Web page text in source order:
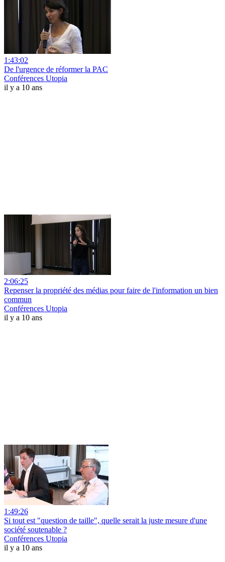
1:43:02
De l'urgence de réformer la PAC
Conférences Utopia
il y a 10 ans
2:06:25
Repenser la propriété des médias pour faire de l'information un bien
commun
Conférences Utopia
il y a 10 ans
1:49:26
Si tout est "question de taille", quelle serait la juste mesure d'une
société soutenable ?
Conférences Utopia
il y a 10 ans